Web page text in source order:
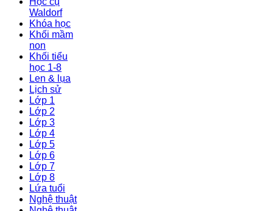
Waldorf
Khóa học
Khối mầm
non
Khối tiểu
học 1-8
Len & lụa
Lịch sử
Lớp 1
Lớp 2
Lớp 3
Lớp 4
Lớp 5
Lớp 6
Lớp 7
Lớp 8
Lứa tuổi
Nghệ thuật